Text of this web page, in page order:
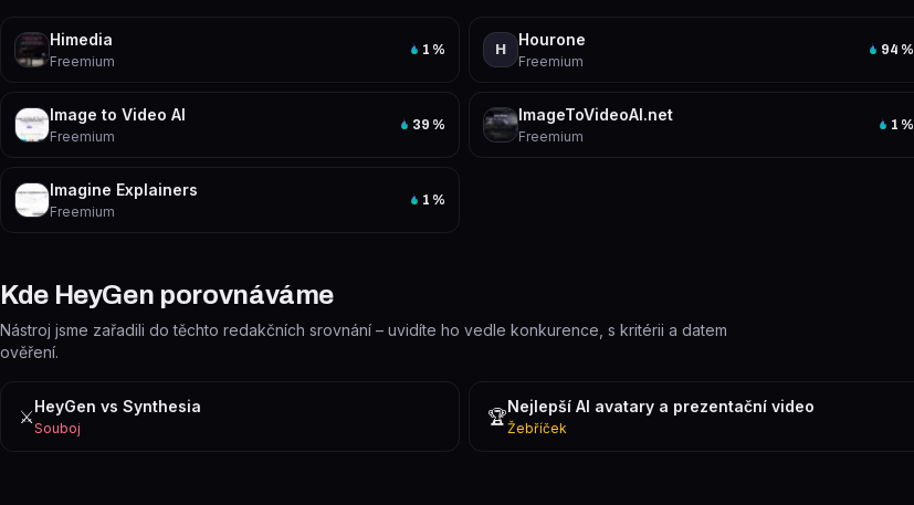
Himedia
Freemium
1 % H
Hourone
Freemium
94 %
Image to Video AI
Freemium
39 %
ImageToVideoAI.net
Freemium
1 %
Imagine Explainers
Freemium
1 %
Kde HeyGen porovnáváme
Nástroj jsme zařadili do těchto redakčních srovnání – uvidíte ho vedle konkurence, s kritérii a datem
ověření.
⚔️HeyGen vs Synthesia
Souboj
🏆Nejlepší AI avatary a prezentační video
Žebříček